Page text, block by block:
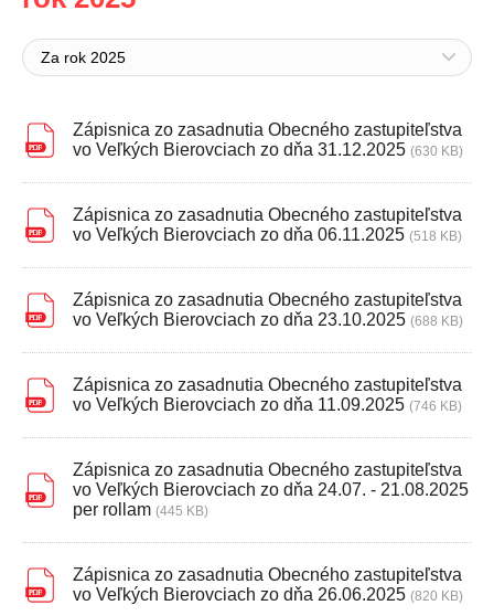
Za rok 2025
Zápisnica zo zasadnutia Obecného zastupiteľstva
vo Veľkých Bierovciach zo dňa 31.12.2025 (630 KB)
Zápisnica zo zasadnutia Obecného zastupiteľstva
vo Veľkých Bierovciach zo dňa 06.11.2025 (518 KB)
Zápisnica zo zasadnutia Obecného zastupiteľstva
vo Veľkých Bierovciach zo dňa 23.10.2025 (688 KB)
Zápisnica zo zasadnutia Obecného zastupiteľstva
vo Veľkých Bierovciach zo dňa 11.09.2025 (746 KB)
Zápisnica zo zasadnutia Obecného zastupiteľstva
vo Veľkých Bierovciach zo dňa 24.07. - 21.08.2025
per rollam (445 KB)
Zápisnica zo zasadnutia Obecného zastupiteľstva
vo Veľkých Bierovciach zo dňa 26.06.2025 (820 KB)